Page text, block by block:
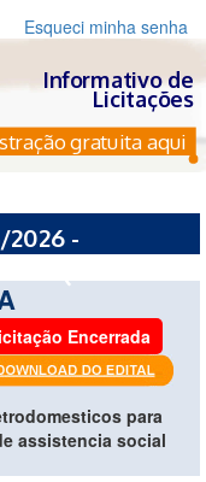
Esqueci minha senha
Informativo de
Licitações
gratuita aqui
2026 -
Encerrada
para
assistencia social